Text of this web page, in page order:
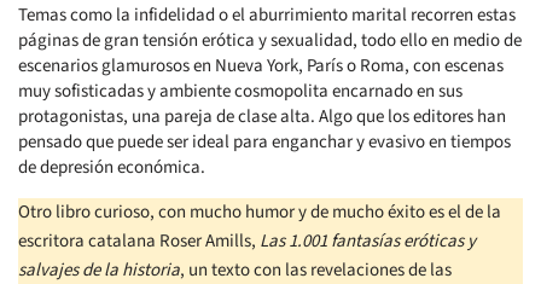
Temas como la infidelidad o el aburrimiento marital recorren estas
páginas de gran tensión erótica y sexualidad, todo ello en medio de
escenarios glamurosos en Nueva York, París o Roma, con escenas
muy sofisticadas y ambiente cosmopolita encarnado en sus
protagonistas, una pareja de clase alta. Algo que los editores han
pensado que puede ser ideal para enganchar y evasivo en tiempos
de depresión económica.
Otro libro curioso, con mucho humor y de mucho éxito es el de la
escritora catalana Roser Amills, Las 1.001 fantasías eróticas y
salvajes de la historia, un texto con las revelaciones de las